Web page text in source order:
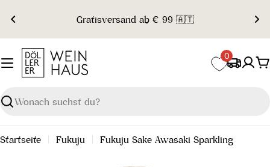
Inhalt
springen
Gratisversand ab € 99 🇦🇹
Suchen
0
Startseite Fukuju Fukuju Sake Awasaki Sparkling